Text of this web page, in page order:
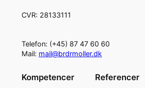
CVR: 28133111
Telefon: (+45) 87 47 60 60
Mail: mail@brdrmoller.dk
Kompetencer Referencer